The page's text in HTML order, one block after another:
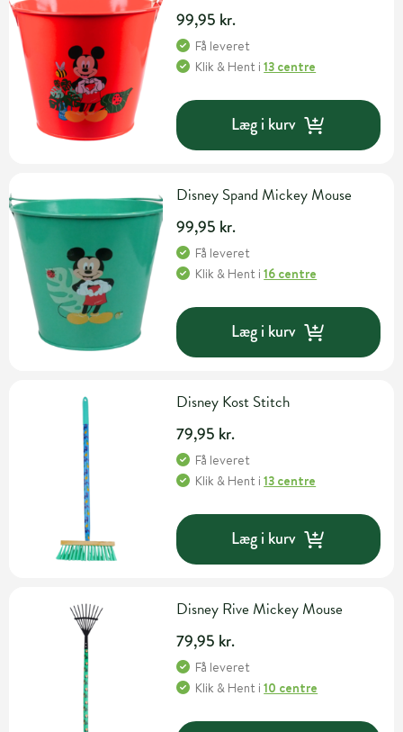
99,95 kr.
Få leveret
Klik & Hent i13 centre
Læg i kurv
Disney Spand Mickey Mouse
99,95 kr.
Få leveret
Klik & Hent i16 centre
Læg i kurv
Disney Kost Stitch
79,95 kr.
Få leveret
Klik & Hent i13 centre
Læg i kurv
Disney Rive Mickey Mouse
79,95 kr.
Få leveret
Klik & Hent i10 centre